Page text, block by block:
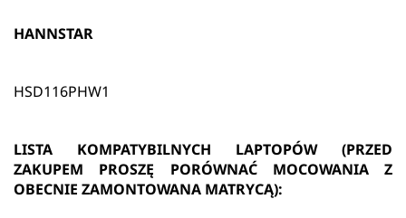
HANNSTAR
HSD116PHW1
LISTA KOMPATYBILNYCH LAPTOPÓW (PRZED
ZAKUPEM PROSZĘ PORÓWNAĆ MOCOWANIA Z
OBECNIE ZAMONTOWANA MATRYCĄ):